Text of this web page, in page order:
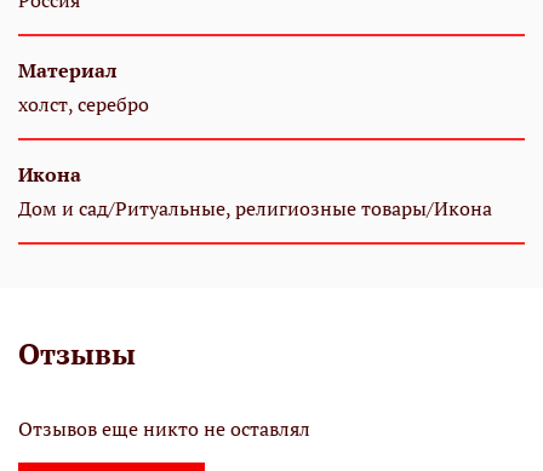
Материал
холст, серебро
Икона
Дом и сад/Ритуальные, религиозные товары/Икона
Отзывы
Отзывов еще никто не оставлял